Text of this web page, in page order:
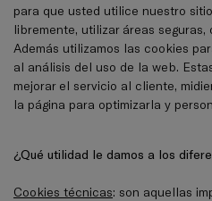
para que usted utilice nuestro
libremente, utilizar áreas seguras,
Además utilizamos las cookies
al análisis del uso de la web.
mejorar el servicio al cliente,
la página para optimizarla y
¿Qué utilidad le damos a los
Cookies técnicas: son aquellas